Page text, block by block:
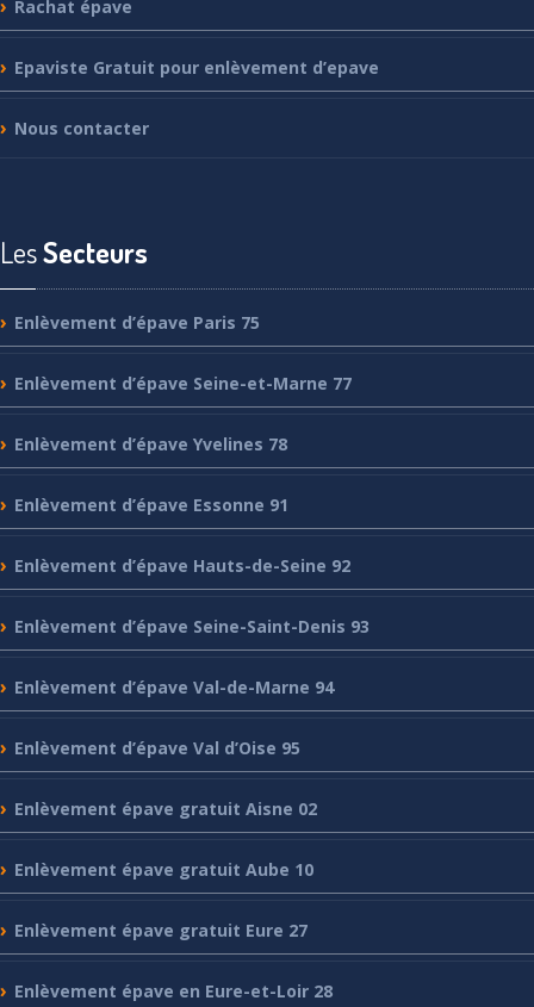
Rachat épave
Epaviste Gratuit pour enlèvement d’epave
Nous contacter
LesSecteurs
Enlèvement d’épave Paris 75
Enlèvement d’épave Seine-et-Marne 77
Enlèvement d’épave Yvelines 78
Enlèvement d’épave Essonne 91
Enlèvement d’épave Hauts-de-Seine 92
Enlèvement d’épave Seine-Saint-Denis 93
Enlèvement d’épave Val-de-Marne 94
Enlèvement d’épave Val d’Oise 95
Enlèvement épave gratuit Aisne 02
Enlèvement épave gratuit Aube 10
Enlèvement épave gratuit Eure 27
Enlèvement épave en Eure-et-Loir 28